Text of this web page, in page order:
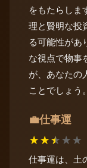
をもたらしま
理と賢明な投
る可能性があ
な視点で物事
が、あなたの
ことでしょう。
💼仕事運
★★★★★
仕事運は、土